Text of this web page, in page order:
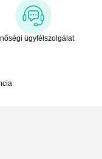
ügyfélszolgálat